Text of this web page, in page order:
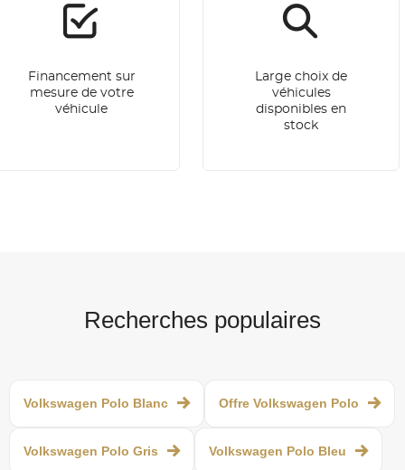
Financement sur
mesure de votre
véhicule
Large choix de
véhicules
disponibles en
stock
Recherches populaires
Volkswagen Polo Blanc Offre Volkswagen Polo
Volkswagen Polo Gris Volkswagen Polo Bleu